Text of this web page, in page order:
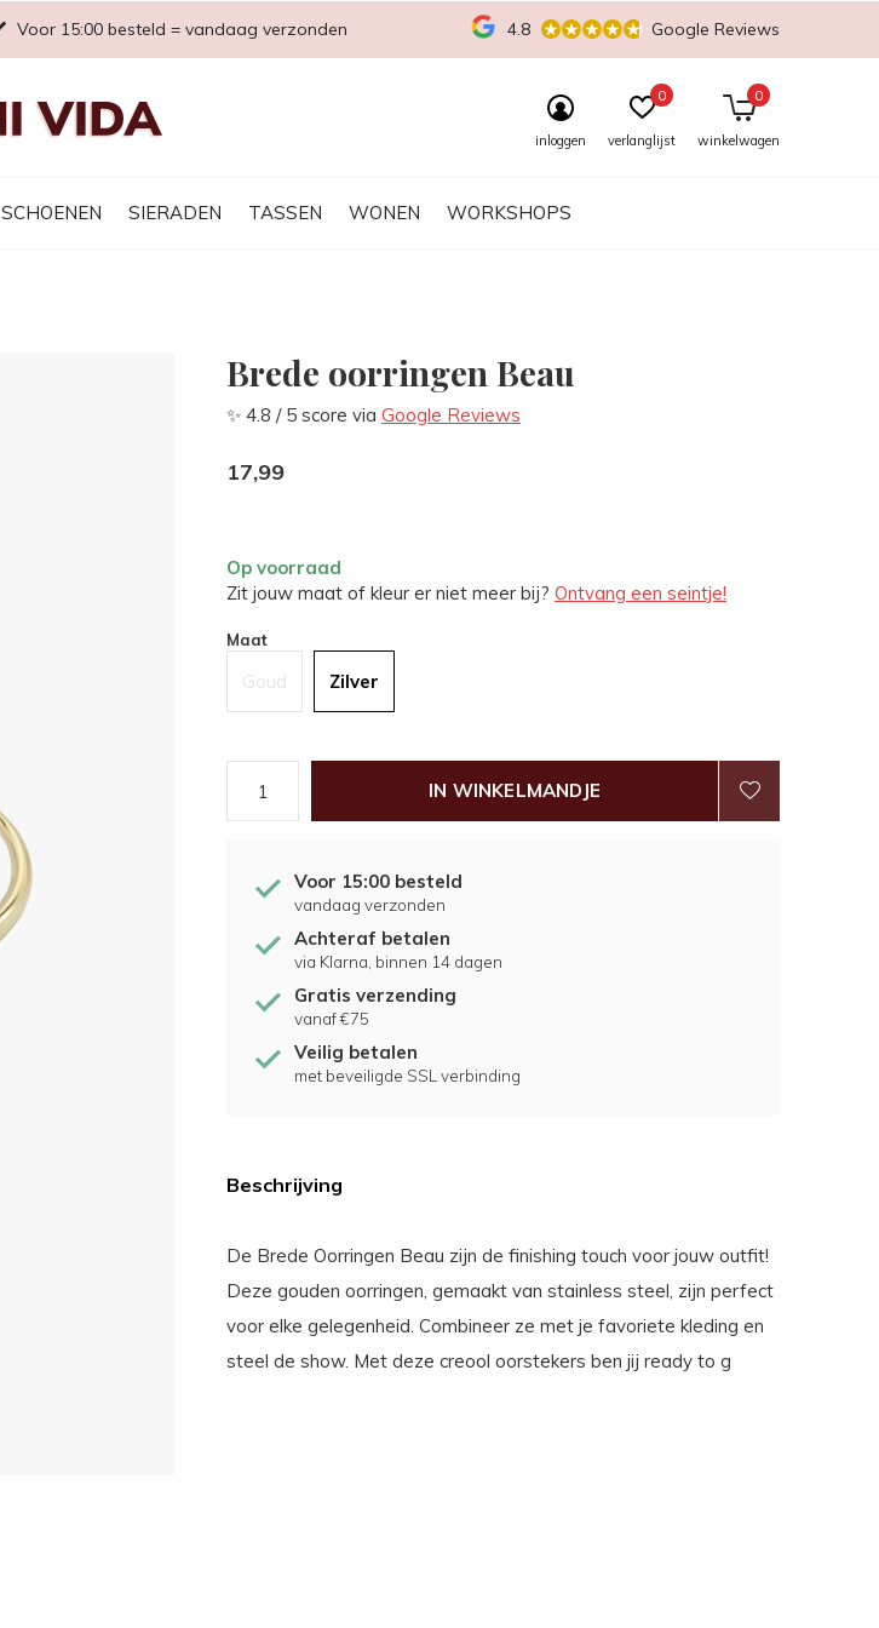
SCHOENEN SIERADEN TASSEN WONEN WORKSHOPS
inloggen verlanglijst
0
winkelwagen
0
Voor 15:00 besteld = vandaag verzonden 4.8 Google Reviews
Brede oorringen Beau
✨ 4.8 / 5 score via Google Reviews
17,99
Op voorraad
Zit jouw maat of kleur er niet meer bij? Ontvang een seintje!
Maat
Goud Zilver
IN WINKELMANDJE
Voor 15:00 besteld
vandaag verzonden
Achteraf betalen
via Klarna, binnen 14 dagen
Gratis verzending
vanaf €75
Veilig betalen
met beveiligde SSL verbinding
Beschrijving
De Brede Oorringen Beau zijn de finishing touch voor jouw outfit!
Deze gouden oorringen, gemaakt van stainless steel, zijn perfect
voor elke gelegenheid. Combineer ze met je favoriete kleding en
steel de show. Met deze creool oorstekers ben jij ready to g